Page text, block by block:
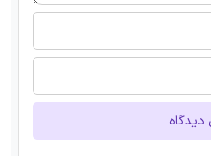
دیدگاه